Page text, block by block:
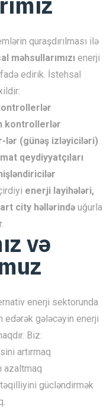
quraşdırılması ilə
məhsullarımızıenerji
edirik. İstehsal
kontrollerlər
lər (günəş izləyiciləri)
qeydiyyatçıları
enerji layihələri,
city həllərindəuğurla
və
enerji sektorunda
edərək gələcəyin enerji
Biz:
artırmaq
azaltmaq
gücləndirmək